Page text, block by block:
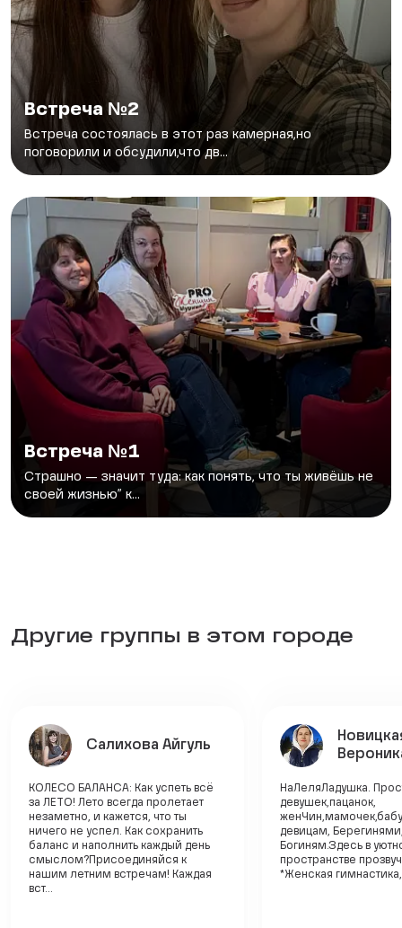
Встреча №2
Встреча состоялась в этот раз камерная,но
поговорили и обсудили,что дв...
Встреча №1
Страшно — значит туда: как понять, что ты живёшь не
своей жизнью” к...
Другие группы в этом городе
Салихова Айгуль
КОЛЕСО БАЛАНСА: Как успеть всё
за ЛЕТО! Лето всегда пролетает
незаметно, и кажется, что ты
ничего не успел. Как сохранить
баланс и наполнить каждый день
смыслом?Присоединяйся к
нашим летним встречам! Каждая
вст...
НаЛеляЛадушка.
девушек,пацанок,
девицам,
Богиням.Здесь в
пространстве
*Женская